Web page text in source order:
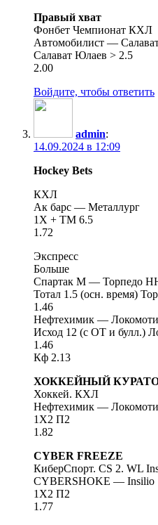
Правый хват
Фонбет Чемпионат КХЛ
Автомобилист —
Салават Юлаев > 2.5
2.00
Войдите, чтобы ответить
admin:
14.09.2024 в 12:09
Hockey Bets
КХЛ
Ак барс — Металлург
1X + TM 6.5
1.72
Экспресс
Больше
Спартак М — Торпедо
Тотал 1.5 (осн. время)
1.46
Нефтехимик —
Исход 12 (с ОТ и булл.)
1.46
Кф 2.13
ХОККЕЙНЫЙ
Хоккей. КХЛ
Нефтехимик —
1Х2 П2
1.82
CYBER FREEZE
КиберСпорт. CS 2. WL
CYBERSHOKE — Insilio
1Х2 П2
1.77